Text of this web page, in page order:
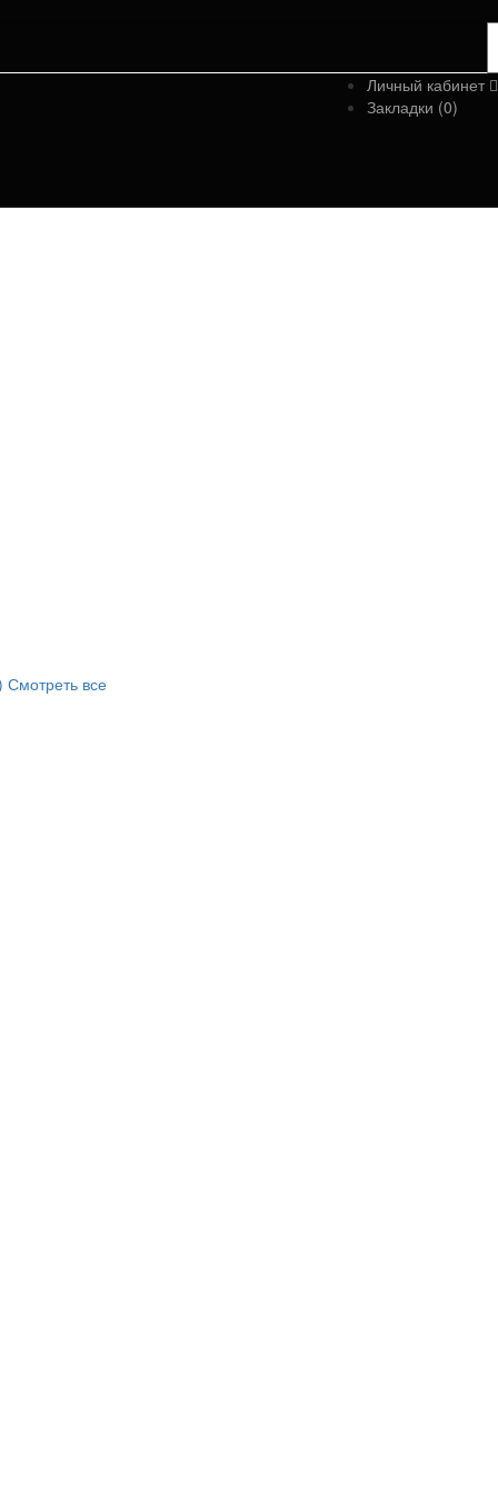
Личный кабинет
Закладки (0)
Смотреть все